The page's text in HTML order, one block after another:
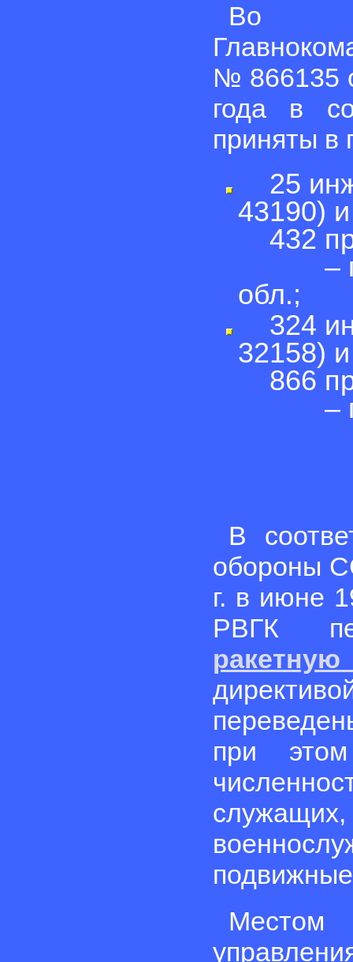
Во
№ 866135
года в
приняты в
25
43190) и
432
– гор.
обл.;
324
32158) и
866
– гор.
В
обороны
г. в июне
РВГК
при